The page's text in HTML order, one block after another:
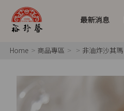
最新消息
Home 商品專區 非油炸沙其瑪